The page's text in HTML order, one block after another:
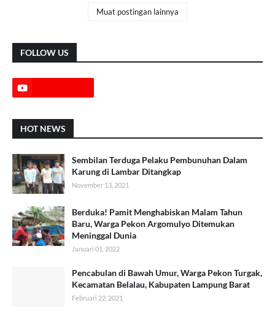
Muat postingan lainnya
FOLLOW US
HOT NEWS
Sembilan Terduga Pelaku Pembunuhan Dalam
Karung di Lambar Ditangkap
November 13, 2021
Berduka! Pamit Menghabiskan Malam Tahun
Baru, Warga Pekon Argomulyo Ditemukan
Meninggal Dunia
Januari 01, 2022
Pencabulan di Bawah Umur, Warga Pekon Turgak,
Kecamatan Belalau, Kabupaten Lampung Barat
Februari 22, 2021